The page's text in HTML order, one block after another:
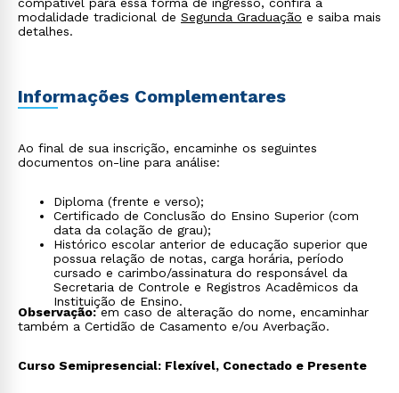
modalidade tradicional de Segunda Graduação e saiba mais
detalhes.
Informações Complementares
Ao final de sua inscrição, encaminhe os seguintes
documentos on-line para análise:
Diploma (frente e verso);
Certificado de Conclusão do Ensino Superior (com
data da colação de grau);
Histórico escolar anterior de educação superior que
possua relação de notas, carga horária, período
cursado e carimbo/assinatura do responsável da
Secretaria de Controle e Registros Acadêmicos da
Instituição de Ensino.
Observação:em caso de alteração do nome, encaminhar
também a Certidão de Casamento e/ou Averbação.
Curso Semipresencial: Flexível, Conectado e Presente